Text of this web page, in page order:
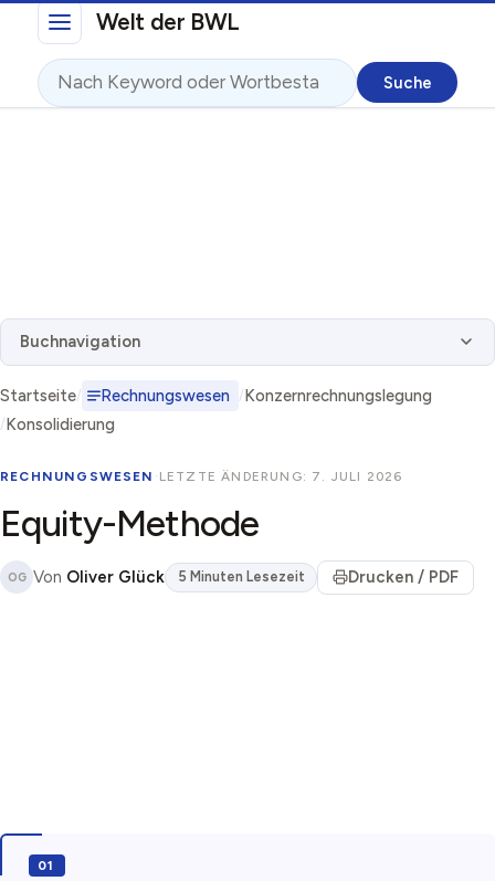
Direkt zum InhaltWelt der BWL
Suche
Buchnavigation
Startseite Rechnungswesen
Konzernrechnungslegung
Konsolidierung
RECHNUNGSWESEN · LETZTE ÄNDERUNG: 7. JULI 2026
Equity-Methode
OG Von Oliver Glück 5 Minuten Lesezeit Drucken / PDF